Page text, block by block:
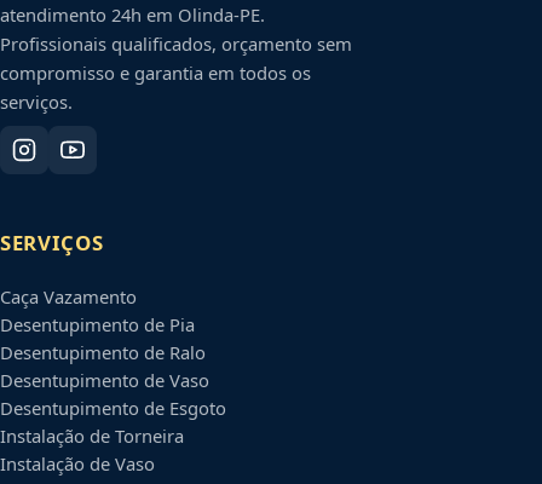
atendimento 24h em Olinda-PE.
Profissionais qualificados, orçamento sem
compromisso e garantia em todos os
serviços.
SERVIÇOS
Caça Vazamento
Desentupimento de Pia
Desentupimento de Ralo
Desentupimento de Vaso
Desentupimento de Esgoto
Instalação de Torneira
Instalação de Vaso